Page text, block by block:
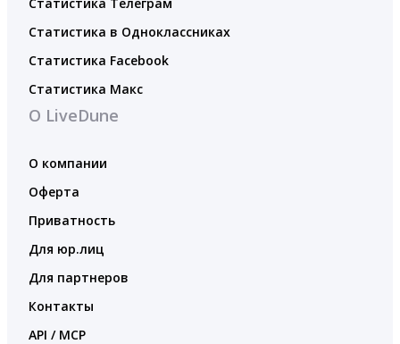
Статистика в Одноклассниках
Статистика Facebook
Статистика Макс
О LiveDune
О компании
Оферта
Приватность
Для юр.лиц
Для партнеров
Контакты
API / MCP